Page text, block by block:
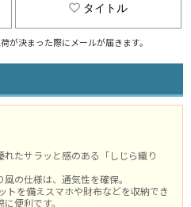
タイトル
決まった際にメールが届きます。
たサラッと感のある「しじら織り
の仕様は、通気性を確保。
トを備えスマホや財布などを収納でき
便利です。